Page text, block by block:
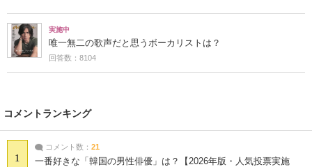
実施中
唯一無二の歌声だと思うボーカリストは？
回答数：8104
コメントランキング
1
コメント数： 21
一番好きな「韓国の男性俳優」は？【2026年版・人気投票実施